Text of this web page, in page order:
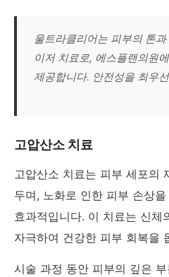
울트라클리어는 피부의 톤
이저 치료로, 에스플랜의원
제공합니다. 안전성을 최우
고압산소 치료
고압산소 치료는 피부 세포의
두며, 노화로 인한 피부 손상
효과적입니다. 이 치료는 신체
자극하여 건강한 피부 회복을
시술 과정 동안 피부의 깊은